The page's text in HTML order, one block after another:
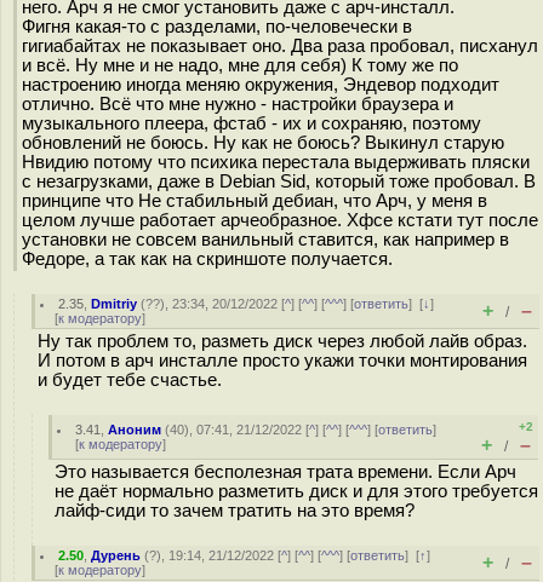
него. Арч я не смог установить даже с арч-инсталл.
Фигня какая-то с разделами, по-человечески в
гигиабайтах не показывает оно. Два раза пробовал, писханул
и всё. Ну мне и не надо, мне для себя) К тому же по
настроению иногда меняю окружения, Эндевор подходит
отлично. Всё что мне нужно - настройки браузера и
музыкального плеера, фстаб - их и сохраняю, поэтому
обновлений не боюсь. Ну как не боюсь? Выкинул старую
Нвидию потому что психика перестала выдерживать пляски
с незагрузками, даже в Debian Sid, который тоже пробовал. В
принципе что Не стабильный дебиан, что Арч, у меня в
целом лучше работает арчеобразное. Хфсе кстати тут после
установки не совсем ванильный ставится, как например в
Федоре, а так как на скриншоте получается.
2.35 ,Dmitriy (??), 23:34, 20/12/2022 [^] [^^] [^^^] [ответить][↓]
[к модератору] + / –
Ну так проблем то, разметь диск через любой лайв образ.
И потом в арч инсталле просто укажи точки монтирования
и будет тебе счастье.
3.41 ,Аноним (40), 07:41, 21/12/2022 [^] [^^] [^^^] [ответить]
[к модератору]
+2
+ / –
Это называется бесполезная трата времени. Если Арч
не даёт нормально разметить диск и для этого требуется
лайф-сиди то зачем тратить на это время?
2.50 ,Дурень (?), 19:14, 21/12/2022 [^] [^^] [^^^] [ответить][↑]
[к модератору] + / –